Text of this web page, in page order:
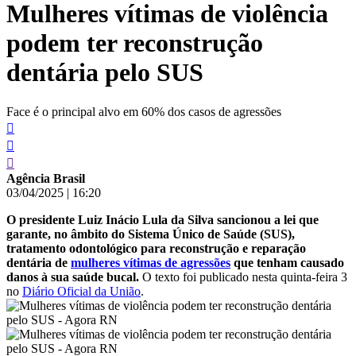
conteúdo
Mulheres vítimas de violência
podem ter reconstrução
dentária pelo SUS
Face é o principal alvo em 60% dos casos de agressões
Agência Brasil
03/04/2025 | 16:20
O presidente Luiz Inácio Lula da Silva sancionou a lei que
garante, no âmbito do Sistema Único de Saúde (SUS),
tratamento odontológico para reconstrução e reparação
dentária de mulheres vítimas de agressões que tenham causado
danos à sua saúde bucal. O texto foi publicado nesta quinta-feira 3
no Diário Oficial da União.